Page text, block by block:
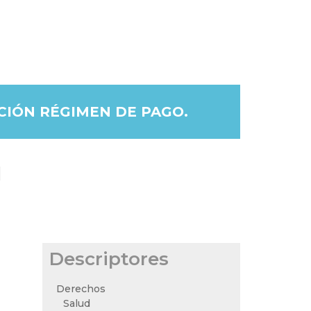
RÉGIMEN DE PAGO.
Descriptores
Derechos
Salud